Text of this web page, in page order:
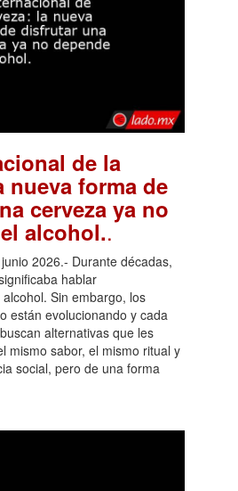
de la
nueva forma de
cerveza ya no
alcohol..
2026.- Durante décadas,
hablar
Sin embargo, los
están evolucionando y cada
alternativas que les
mismo sabor, el mismo ritual y
social, pero de una forma